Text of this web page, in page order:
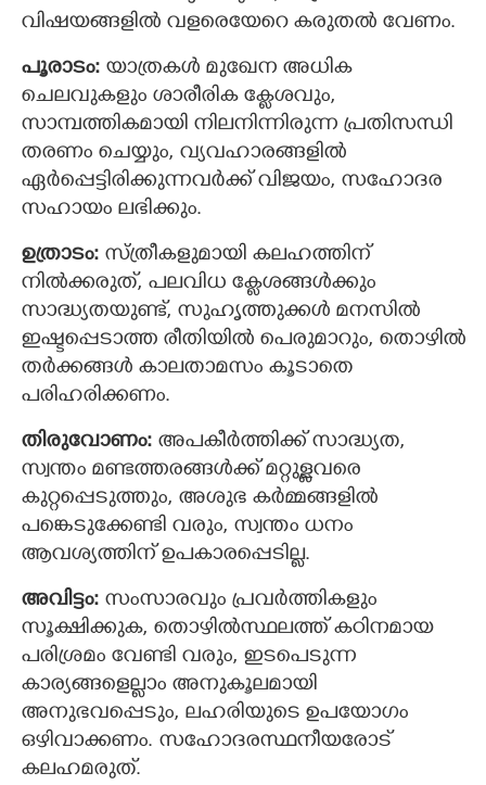
വിഷയങ്ങളില്‍ വളരെയേറെ കരുതല്‍ വേണം.
പൂരാടം: യാത്രകൾ മുഖേന അധിക
ചെലവുകളും ശാരീരിക ക്ലേശവും,
സാമ്പത്തികമായി നിലനിന്നിരുന്ന പ്രതിസന്ധി
തരണം ചെയ്യും, വ്യവഹാരങ്ങളില്‍
ഏര്‍പ്പെട്ടിരിക്കുന്നവര്‍ക്ക് വിജയം, സഹോദര
സഹായം ലഭിക്കും.
ഉത്രാടം: സ്ത്രീകളുമായി കലഹത്തിന്
നിൽക്കരുത്, പലവിധ ക്ളേശങ്ങൾക്കും
സാദ്ധ്യതയുണ്ട്, സുഹൃത്തുക്കൾ മനസില്‍
ഇഷ്ടപ്പെടാത്ത രീതിയില്‍ പെരുമാറും, തൊഴില്‍
തർക്കങ്ങൾ കാലതാമസം കൂടാതെ
പരിഹരിക്കണം.
തിരുവോണം: അപകീര്‍ത്തിക്ക് സാദ്ധ്യത,
സ്വന്തം മണ്ടത്തരങ്ങള്‍ക്ക് മറ്റുള്ളവരെ
കുറ്റപ്പെടുത്തും, അശുഭ കർമ്മങ്ങളിൽ
പങ്കെടുക്കേണ്ടി വരും, സ്വന്തം ധനം
ആവശ്യത്തിന് ഉപകാരപ്പെടില്ല.
അവിട്ടം: സംസാരവും പ്രവര്‍ത്തികളും
സൂക്ഷിക്കുക, തൊഴിൽസ്ഥലത്ത് കഠിനമായ
പരിശ്രമം വേണ്ടി വരും, ഇടപെടുന്ന
കാര്യങ്ങളെല്ലാം അനുകൂലമായി
അനുഭവപ്പെടും, ലഹരിയുടെ ഉപയോഗം
ഒഴിവാക്കണം. സഹോദരസ്ഥനീയരോട്
കലഹമരുത്.